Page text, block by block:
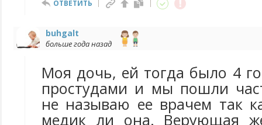
ОТВЕТИТЬ
buhgalt
больше года назад
Моя дочь, ей тогда было 4
простудами и мы пошли
не называю ее врачем так
медик ли она. Верующая